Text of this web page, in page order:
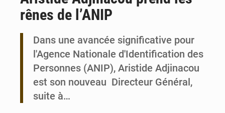
Bénin : Le CEG La Verdure de Ouèdo fait sa mue pour la rentrée
rênes de l’ANIP
Dans une avancée significative pour
l'Agence Nationale d'Identification des
Personnes (ANIP), Aristide Adjinacou
est son nouveau Directeur Général,
suite à…